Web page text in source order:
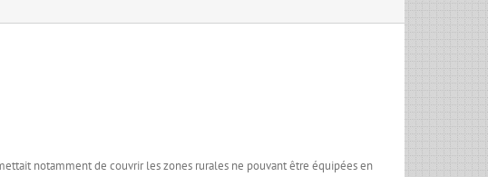
notamment de couvrir les zones rurales ne pouvant être équipées en